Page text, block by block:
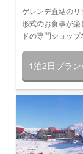
ゲレンデ直結の
形式のお食事が
ドの専門ショップ
1泊2日プラ